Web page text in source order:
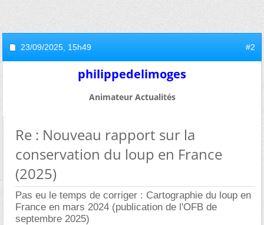
23/09/2025, 15h49 #2
philippedelimoges
Animateur Actualités
Re : Nouveau rapport sur la
conservation du loup en France
(2025)
Pas eu le temps de corriger : Cartographie du loup en
France en mars 2024 (publication de l'OFB de
septembre 2025)